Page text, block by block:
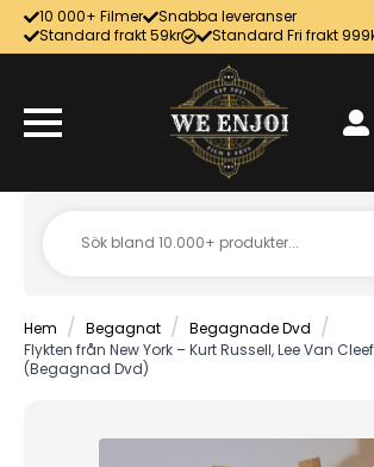
10 000+ Filmer
Snabba leveranser
Standard frakt 59kr
Standard Fri frakt
Hem Begagnat
Begagnade Dvd
Flykten från New York – Kurt Russell, Lee Van
(Begagnad Dvd)